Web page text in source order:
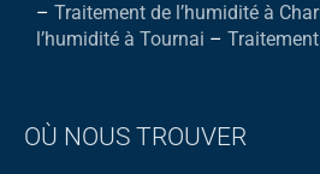
– Traitement de l’humidité à
l’humidité à Tournai –
OÙ NOUS TROUVER